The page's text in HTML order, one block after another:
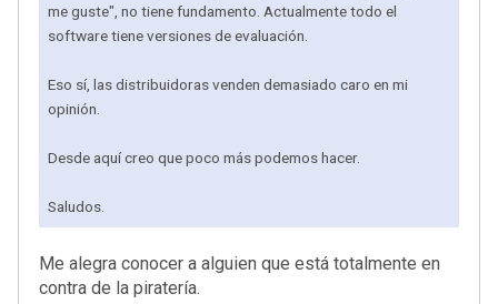
me guste", no tiene fundamento. Actualmente todo el
software tiene versiones de evaluación.
Eso sí, las distribuidoras venden demasiado caro en mi
opinión.
Desde aquí creo que poco más podemos hacer.
Saludos.
Me alegra conocer a alguien que está totalmente en
contra de la piratería.